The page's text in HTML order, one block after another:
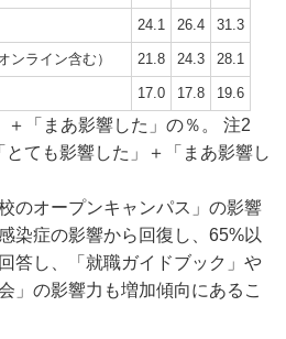
24.1 26.4 31.3
ンライン含む） 21.8 24.3 28.1
17.0 17.8 19.6
「まあ影響した」の％。 注2
ても影響した」＋「まあ影響し
のオープンキャンパス」の影響
染症の影響から回復し、65%以
答し、「就職ガイドブック」や
」の影響力も増加傾向にあるこ